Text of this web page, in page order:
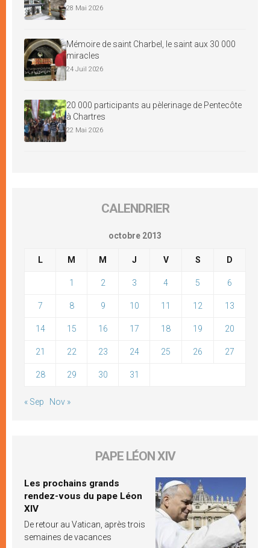
28 Mai 2026
Mémoire de saint Charbel, le saint aux 30 000
miracles
24 Juil 2026
20 000 participants au pèlerinage de Pentecôte
à Chartres
22 Mai 2026
CALENDRIER
octobre 2013
L M M J V S D
1 2 3 4 5 6
7 8 9 10 11 12 13
14 15 16 17 18 19 20
21 22 23 24 25 26 27
28 29 30 31
« Sep Nov »
PAPE LÉON XIV
Les prochains grands
rendez-vous du pape Léon
XIV
De retour au Vatican, après trois
semaines de vacances